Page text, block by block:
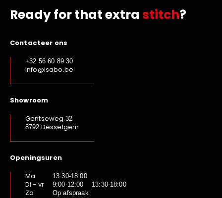
Ready for that extra stitch?
Contacteer ons
+32 56 60 89 30
info@isabo.be
Showroom
Gentseweg 32
8792 Desselgem
Openingsuren
Ma
13:30-18:00
Di - vr 9:00-12:00 13:30-18:00
Za Op afspraak